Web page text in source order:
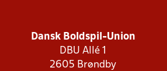
Dansk Boldspil-Union
DBU Allé 1
2605 Brøndby